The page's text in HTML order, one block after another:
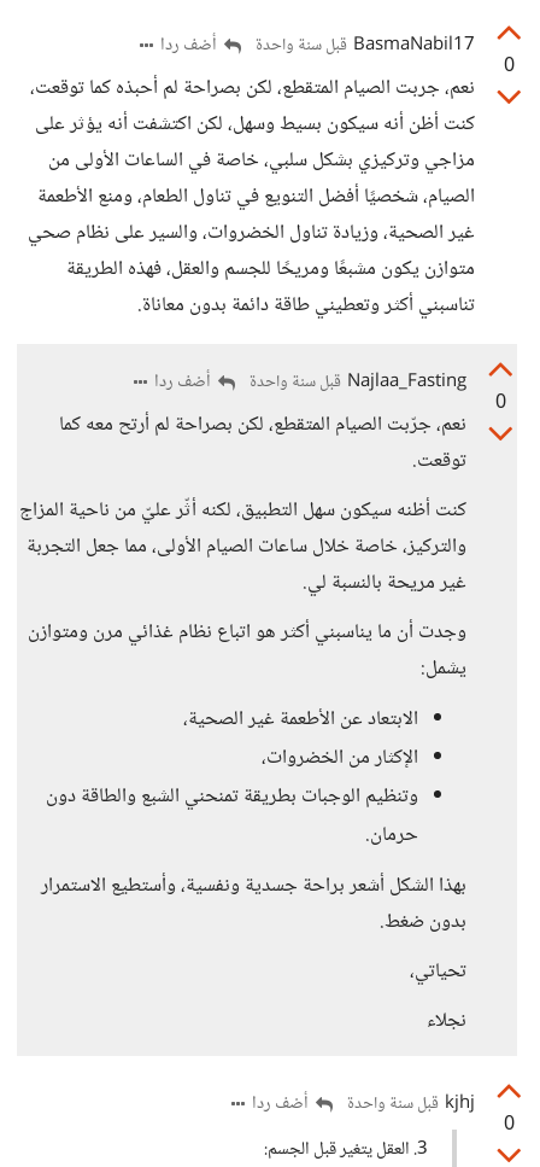
0
BasmaNabil17 قبل سنة واحدة أضف ردا
نعم، جربت الصيام المتقطع، لكن بصراحة لم أحبذه كما توقعت،
كنت أظن أنه سيكون بسيط وسهل، لكن اكتشفت أنه يؤثر على
مزاجي وتركيزي بشكل سلبي، خاصة في الساعات الأولى من
الصيام، شخصيًا أفضل التنويع في تناول الطعام، ومنع الأطعمة
غير الصحية، وزيادة تناول الخضروات، والسير على نظام صحي
متوازن يكون مشبعًا ومريحًا للجسم والعقل، فهذه الطريقة
تناسبني أكثر وتعطيني طاقة دائمة بدون معاناة.
0
Najlaa_Fasting قبل سنة واحدة أضف ردا
نعم، جرّبت الصيام المتقطع، لكن بصراحة لم أرتح معه كما
توقعت.
كنت أظنه سيكون سهل التطبيق، لكنه أثّر عليّ من ناحية المزاج
والتركيز، خاصة خلال ساعات الصيام الأولى، مما جعل التجربة
غير مريحة بالنسبة لي.
وجدت أن ما يناسبني أكثر هو اتباع نظام غذائي مرن ومتوازن
يشمل:
الابتعاد عن الأطعمة غير الصحية،
الإكثار من الخضروات،
وتنظيم الوجبات بطريقة تمنحني الشبع والطاقة دون
حرمان.
بهذا الشكل أشعر براحة جسدية ونفسية، وأستطيع الاستمرار
بدون ضغط.
تحياتي،
نجلاء
0
kjhj قبل سنة واحدة
أضف ردا
3. العقل يتغير قبل الجسم: